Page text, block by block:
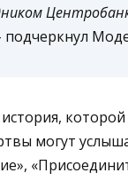
подчеркнул
могут